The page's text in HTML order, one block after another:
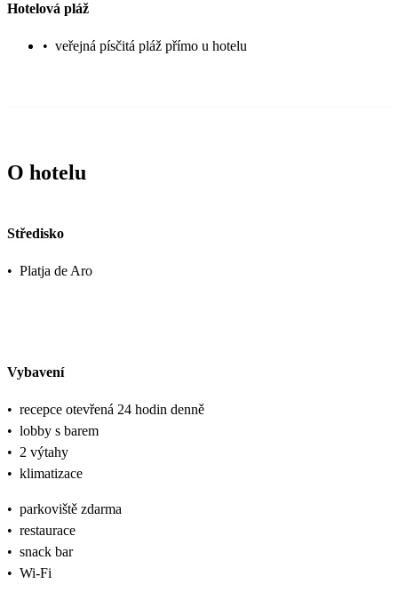
Hotelová pláž
• veřejná písčitá pláž přímo u hotelu
O hotelu
Středisko
• Platja de Aro
Vybavení
• recepce otevřená 24 hodin denně
• lobby s barem
• 2 výtahy
• klimatizace
• parkoviště zdarma
• restaurace
• snack bar
• Wi-Fi